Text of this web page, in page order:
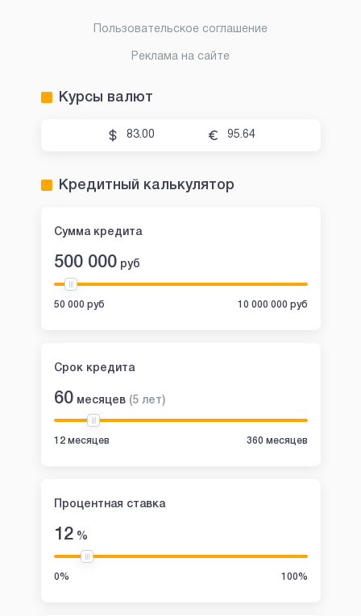
Пользовательское соглашение
Реклама на сайте
Курсы валют
83.00 95.64
Кредитный калькулятор
Сумма кредита
500 000 руб
50 000 руб 10 000 000 руб
Срок кредита
60 месяцев (5 лет)
12 месяцев 360 месяцев
Процентная ставка
12%
0% 100%